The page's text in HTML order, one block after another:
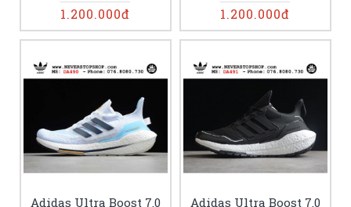
1.200.000đ 1.200.000đ
Adidas Ultra Boost 7.0 Adidas Ultra Boost 7.0